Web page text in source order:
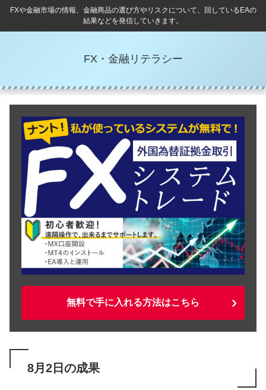
FXや金融市場の情報、金融商品の選び方やリスクについて、回しているEAの
結果などを発信していきます。
FX・金融リテラシー
無料で手に入れる方法はこちら
8月2日の成果